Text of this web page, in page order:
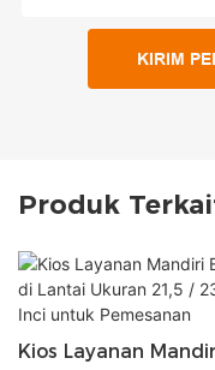
KIRIM
Produk
Kios Layanan